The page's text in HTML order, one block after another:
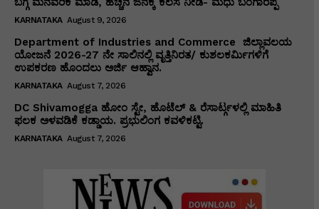
KARNATAKA August 9, 2026
Department of Industries and Commerce ಜಿಲ್ಲಾವಲಯ
ಯೋಜನೆ 2026-27 ನೇ ಸಾಲಿನಲ್ಲಿ ವೃತ್ತಿನಿರತ/ ಕುಶಲಕರ್ಮಿಗಳಿಗೆ
ಉಪಕರಣ ಹೊಂದಲು ಅರ್ಜಿ ಆಹ್ವಾನ.
KARNATAKA August 7, 2026
DC Shivamogga ಹೋಂ ಸ್ಟೇ, ಹೊಟೆಲ್ & ರೆಸಾರ್ಟ್ಗಳಲ್ಲಿ ಮಾಹಿತಿ
ಫಲಕ ಅಳವಡಿಕೆ ಕಡ್ಡಾಯ. ಪ್ರಭುಲಿಂಗ ಕವಳಿಕಟ್ಟಿ.
KARNATAKA August 7, 2026